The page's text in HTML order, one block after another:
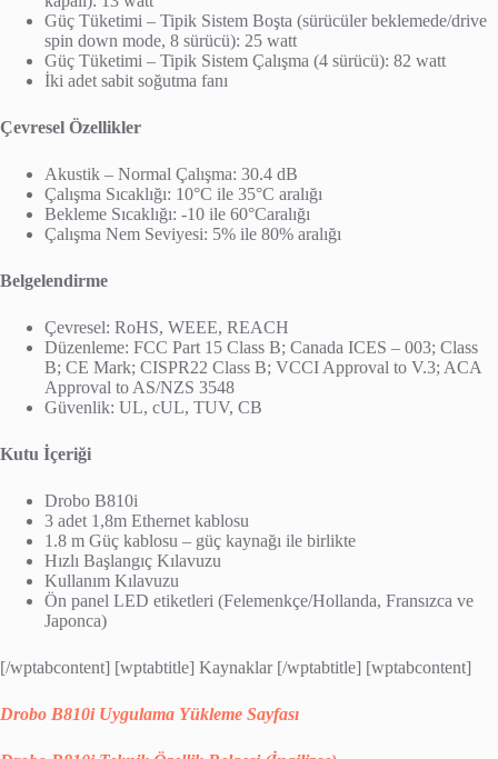
Güç Tüketimi – Tipik Sistem Boşta (sürücüler beklemede/drive
spin down mode, 8 sürücü): 25 watt
Güç Tüketimi – Tipik Sistem Çalışma (4 sürücü): 82 watt
İki adet sabit soğutma fanı
Çevresel Özellikler
Akustik – Normal Çalışma: 30.4 dB
Çalışma Sıcaklığı: 10°C ile 35°C aralığı
Bekleme Sıcaklığı: -10 ile 60°Caralığı
Çalışma Nem Seviyesi: 5% ile 80% aralığı
Belgelendirme
Çevresel: RoHS, WEEE, REACH
Düzenleme: FCC Part 15 Class B; Canada ICES – 003; Class
B; CE Mark; CISPR22 Class B; VCCI Approval to V.3; ACA
Approval to AS/NZS 3548
Güvenlik: UL, cUL, TUV, CB
Kutu İçeriği
Drobo B810i
3 adet 1,8m Ethernet kablosu
1.8 m Güç kablosu – güç kaynağı ile birlikte
Hızlı Başlangıç Kılavuzu
Kullanım Kılavuzu
Ön panel LED etiketleri (Felemenkçe/Hollanda, Fransızca ve
Japonca)
[/wptabcontent] [wptabtitle] Kaynaklar [/wptabtitle] [wptabcontent]
Drobo B810i Uygulama Yükleme Sayfası